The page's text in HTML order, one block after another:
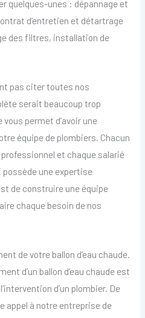
quelques-unes : dépannage et
d’entretien et détartrage
des filtres, installation de
pas citer toutes nos
serait beaucoup trop
permet d’avoir une
équipe de plombiers. Chacun
et chaque salarié
possède une expertise
de construire une équipe
chaque besoin de nos
de votre ballon d’eau chaude.
d’un ballon d’eau chaude est
d’un plombier. De
appel à notre entreprise de